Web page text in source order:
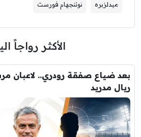
ميدلزبره نوتنجهام فورست
الأكثر رواجاً
بعد ضياع صفقة رودري.. لاعبان
ريال مدريد